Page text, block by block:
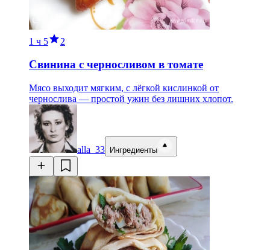
1 ч 5 2
Свинина с черносливом в томате
Мясо выходит мягким, с лёгкой кислинкой от
чернослива — простой ужин без лишних хлопот.
alla_33 Ингредиенты